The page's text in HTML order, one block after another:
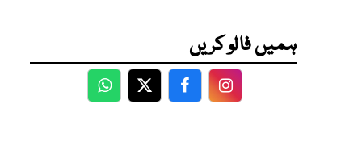
ہمیں فالو کریں
WhatsApp
TwitterFacebookFacebook